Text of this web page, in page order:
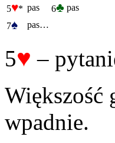
5♥* pas 6♣ pas
7♠ pas…
5♥ –
Większość
wpadnie.